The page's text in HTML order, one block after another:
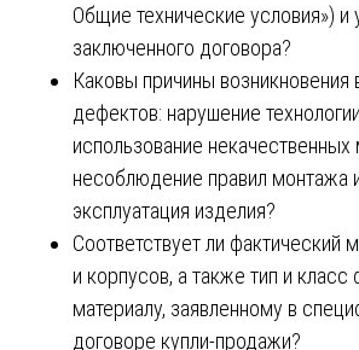
Общие технические условия») и
заключенного договора?
Каковы причины возникновения
дефектов: нарушение
использование некачественных
несоблюдение правил монтажа
эксплуатация изделия?
Соответствует ли фактический
и корпусов, а также тип и класс
материалу, заявленному в
договоре купли-продажи?